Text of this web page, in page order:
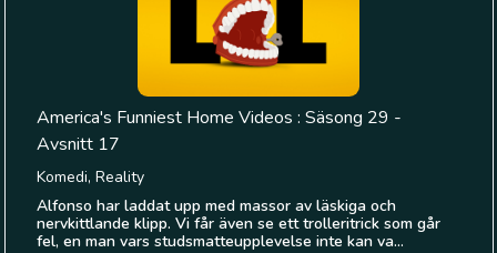
America's Funniest Home Videos : Säsong 29 -
Avsnitt 17
Komedi, Reality
Alfonso har laddat upp med massor av läskiga och
nervkittlande klipp. Vi får även se ett trolleritrick som går
fel, en man vars studsmatteupplevelse inte kan va...